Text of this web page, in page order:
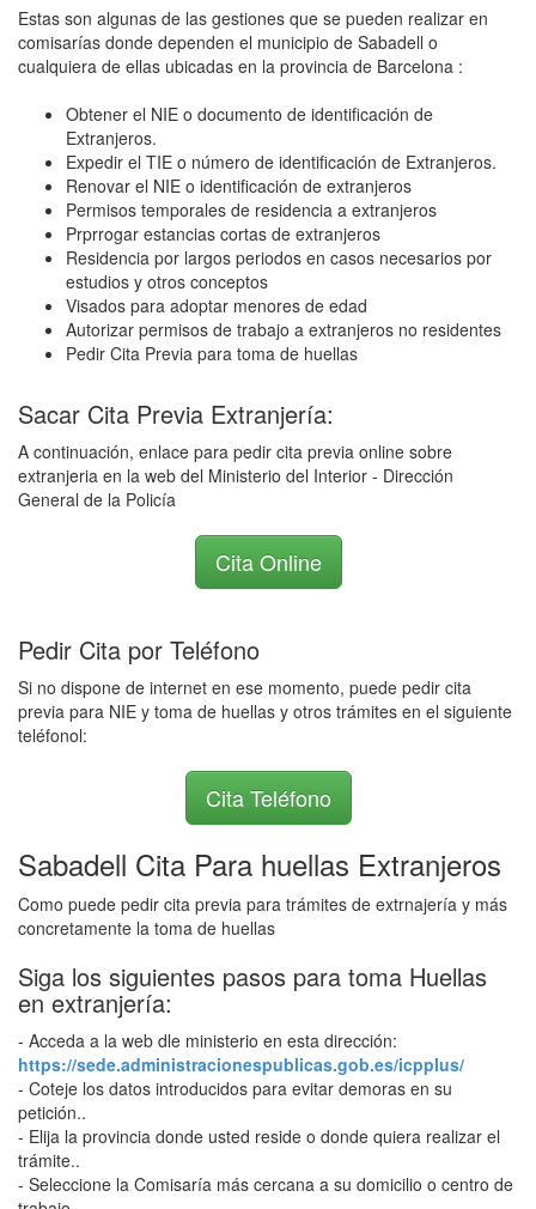
Estas son algunas de las gestiones que se pueden realizar en
comisarías donde dependen el municipio de Sabadell o
cualquiera de ellas ubicadas en la provincia de Barcelona :
Obtener el NIE o documento de identificación de
Extranjeros.
Expedir el TIE o número de identificación de Extranjeros.
Renovar el NIE o identificación de extranjeros
Permisos temporales de residencia a extranjeros
Prprrogar estancias cortas de extranjeros
Residencia por largos periodos en casos necesarios por
estudios y otros conceptos
Visados para adoptar menores de edad
Autorizar permisos de trabajo a extranjeros no residentes
Pedir Cita Previa para toma de huellas
Sacar Cita Previa Extranjería:
A continuación, enlace para pedir cita previa online sobre
extranjeria en la web del Ministerio del Interior - Dirección
General de la Policía
Cita Online
Pedir Cita por Teléfono
Si no dispone de internet en ese momento, puede pedir cita
previa para NIE y toma de huellas y otros trámites en el siguiente
teléfonol:
Cita Teléfono
Sabadell Cita Para huellas Extranjeros
Como puede pedir cita previa para trámites de extrnajería y más
concretamente la toma de huellas
Siga los siguientes pasos para toma Huellas
en extranjería:
- Acceda a la web dle ministerio en esta dirección:
https://sede.administracionespublicas.gob.es/icpplus/
- Coteje los datos introducidos para evitar demoras en su
petición..
- Elija la provincia donde usted reside o donde quiera realizar el
trámite..
- Seleccione la Comisaría más cercana a su domicilio o centro de